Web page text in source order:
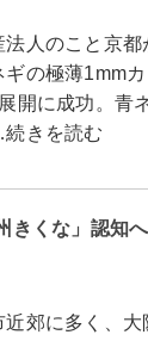
人のこと京都
の極薄1mm
開に成功。青
きを読む
きくな」認知
郊に多く、大